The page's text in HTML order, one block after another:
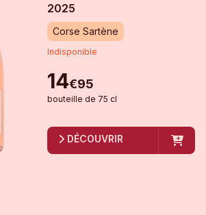
2025
Corse Sartène
Indisponible
14€95
bouteille de 75 cl
DÉCOUVRIR